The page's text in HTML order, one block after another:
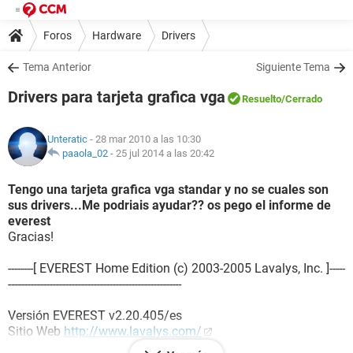
Foros Hardware Drivers
Tema Anterior Siguiente Tema
Drivers para tarjeta grafica vga Resuelto/Cerrado
Unteratic - 28 mar 2010 a las 10:30
paaola_02 - 25 jul 2014 a las 20:42
Tengo una tarjeta grafica vga standar y no se cuales son
sus drivers...Me podriais ayudar?? os pego el informe de
everest
Gracias!
--------[ EVEREST Home Edition (c) 2003-2005 Lavalys, Inc. ]-----
-------------------------------------------------------
Versión EVEREST v2.20.405/es
Sitio Web http://www.lavalys.com/
Tipo de informe Asistente de informes